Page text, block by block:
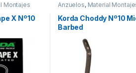
Montajes
X Nº10
Anzuelos, Material
Korda Choddy Nº10
Barbed